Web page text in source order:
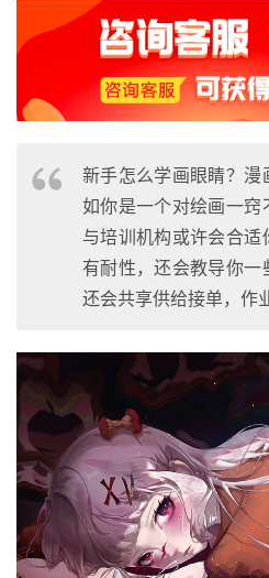
新手怎么学画眼睛？漫
如你是一个对绘画一
与培训机构或许会合
有耐性，还会教导你
还会共享供给接单，作